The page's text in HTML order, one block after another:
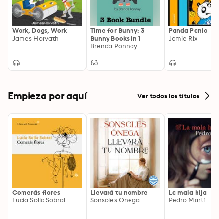
Work, Dogs, Work
James Horvath
Time for Bunny: 3
Bunny Books in 1
Brenda Ponnay
Panda Panic
Jamie Rix
Empieza por aquí Ver todos los títulos
Comerás flores
Lucía Solla Sobral
Llevará tu nombre
Sonsoles Ónega
La mala hija
Pedro Martí